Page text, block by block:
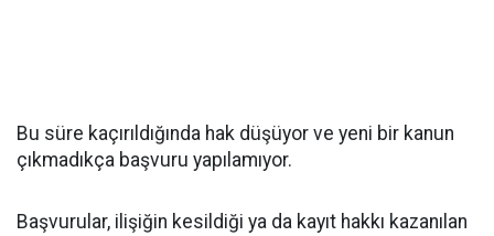
Bu süre kaçırıldığında hak düşüyor ve yeni bir kanun
çıkmadıkça başvuru yapılamıyor.
Başvurular, ilişiğin kesildiği ya da kayıt hakkı kazanılan